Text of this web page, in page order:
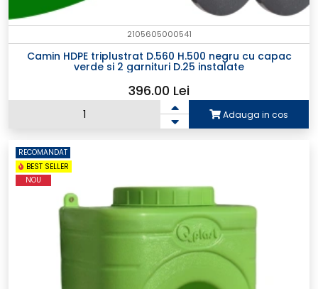
2105605000541
Camin HDPE triplustrat D.560 H.500 negru cu capac
verde si 2 garnituri D.25 instalate
396.00 Lei
Adauga in cos
RECOMANDAT
BEST SELLER
NOU